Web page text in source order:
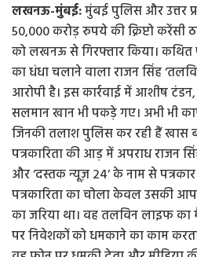
लखनऊ-मुंबई:मुंबई पुलिस और उत्तर
50,000 करोड़ रुपये की क्रिप्टो करेंसी
को लखनऊ से गिरफ्तार किया। कथित
का धंधा चलाने वाला राजन सिंह
आरोपी है। इस कार्रवाई में आशीष
सलमान खान भी पकड़े गए। अभी भी
जिनकी तलाश पुलिस कर रही हैं खास
पत्रकारिता की आड़ में अपराध राजन
और ‘दस्तक न्यूज़ 24’ के नाम से
पत्रकारिता का चोला केवल उसकी
का जरिया था। वह तलविन लाइफ
पर निवेशकों को धमकाने का काम